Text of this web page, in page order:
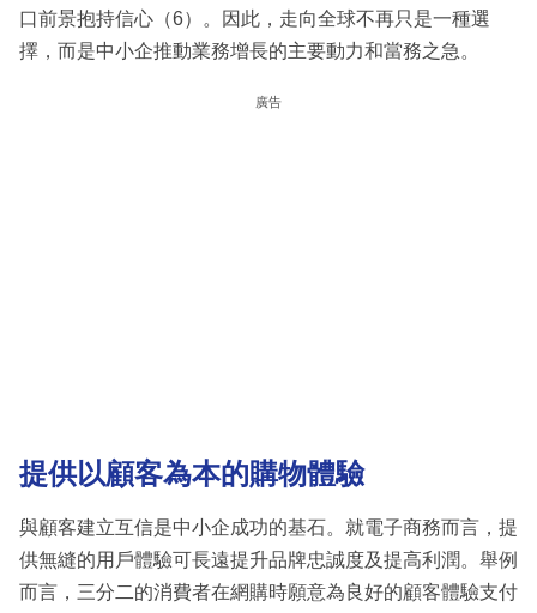
口前景抱持信心（6）。因此，走向全球不再只是一種選
擇，而是中小企推動業務增長的主要動力和當務之急。
廣告
提供以顧客為本的購物體驗
與顧客建立互信是中小企成功的基石。就電子商務而言，提
供無縫的用戶體驗可長遠提升品牌忠誠度及提高利潤。舉例
而言，三分二的消費者在網購時願意為良好的顧客體驗支付